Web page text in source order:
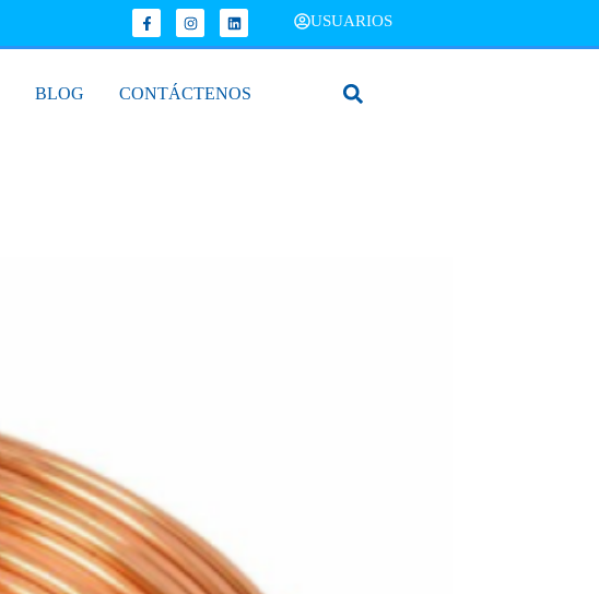
USUARIOS
BLOG CONTÁCTENOS